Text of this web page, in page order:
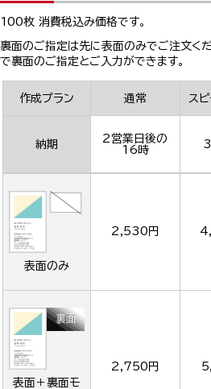
100枚 消費税込み価格です。
裏面のご指定は先に表面のみでご注文く
で裏面のご指定とご入力ができます。
作成プラン 通常 ス
納期
2営業日後の
16時
表面のみ
2,530円
表面＋裏面モ
2,750円